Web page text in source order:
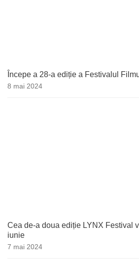
Începe a 28-a ediție a Festivalul
8 mai 2024
Cea de-a doua ediție LYNX Festival
iunie
7 mai 2024